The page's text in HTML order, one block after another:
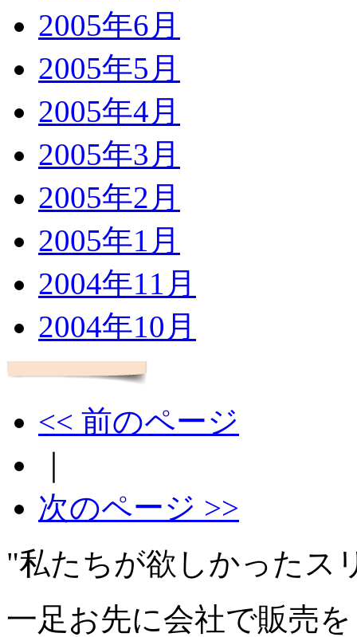
2005年6月
2005年5月
2005年4月
2005年3月
2005年2月
2005年1月
2004年11月
2004年10月
<< 前のページ
次のページ >>
"私たちが欲しかったス
一足お先に会社で販売